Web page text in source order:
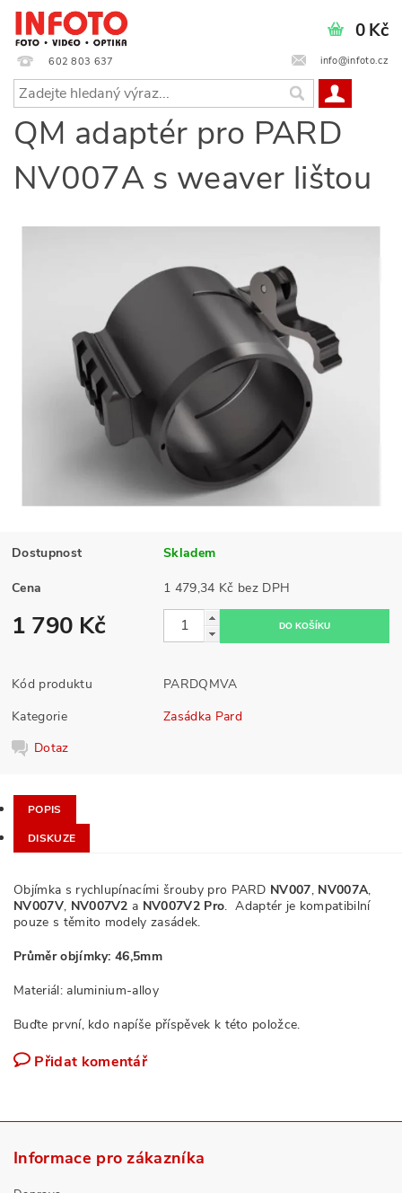
602 803 637 info@infoto.cz
0 Kč
QM adaptér pro PARD
NV007A s weaver lištou
Dostupnost Skladem
Cena 1 479,34 Kč bez DPH
1 790 Kč
Kód produktu
PARDQMVA
Kategorie
Zasádka Pard
Dotaz
POPIS
DISKUZE
Objímka s rychlupínacími šrouby pro PARD NV007, NV007A,
NV007V, NV007V2 a NV007V2 Pro. Adaptér je kompatibilní
pouze s těmito modely zasádek.
Průměr objímky: 46,5mm
Materiál: aluminium-alloy
Buďte první, kdo napíše příspěvek k této položce.
Přidat komentář
Informace pro zákazníka